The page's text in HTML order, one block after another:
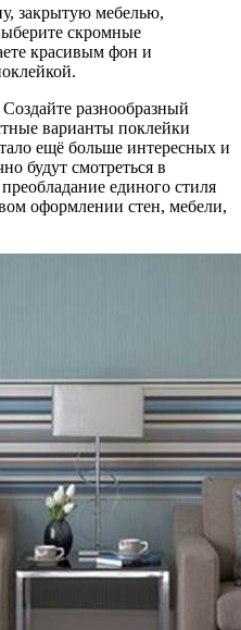
закрытую мебелью,
скромные
красивым фон и
разнообразный
варианты поклейки
ещё больше интересных и
будут смотреться в
единого стиля
оформлении стен, мебели,